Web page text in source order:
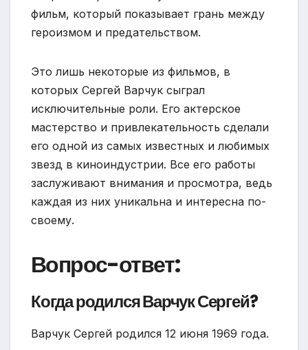
фильм, который показывает грань между
героизмом и предательством.
Это лишь некоторые из фильмов, в
которых Сергей Варчук сыграл
исключительные роли. Его актерское
мастерство и привлекательность сделали
его одной из самых известных и любимых
звезд в киноиндустрии. Все его работы
заслуживают внимания и просмотра, ведь
каждая из них уникальна и интересна по-
своему.
Вопрос-ответ:
Когда родился Варчук Сергей?
Варчук Сергей родился 12 июня 1969 года.